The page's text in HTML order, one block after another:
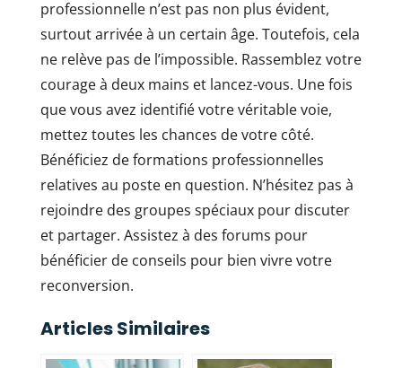
professionnelle n’est pas non plus évident,
surtout arrivée à un certain âge. Toutefois, cela
ne relève pas de l’impossible. Rassemblez votre
courage à deux mains et lancez-vous. Une fois
que vous avez identifié votre véritable voie,
mettez toutes les chances de votre côté.
Bénéficiez de formations professionnelles
relatives au poste en question. N’hésitez pas à
rejoindre des groupes spéciaux pour discuter
et partager. Assistez à des forums pour
bénéficier de conseils pour bien vivre votre
reconversion.
Articles Similaires